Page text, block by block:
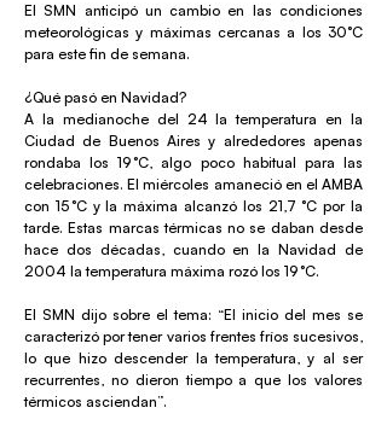
El SMN anticipó un cambio en las condiciones
meteorológicas y máximas cercanas a los 30°C
para este fin de semana.
¿Qué pasó en Navidad?
A la medianoche del 24 la temperatura en la
Ciudad de Buenos Aires y alrededores apenas
rondaba los 19 °C, algo poco habitual para las
celebraciones. El miércoles amaneció en el AMBA
con 15 °C y la máxima alcanzó los 21,7 °C por la
tarde. Estas marcas térmicas no se daban desde
hace dos décadas, cuando en la Navidad de
2004 la temperatura máxima rozó los 19 °C.
El SMN dijo sobre el tema: “El inicio del mes se
caracterizó por tener varios frentes fríos sucesivos,
lo que hizo descender la temperatura, y al ser
recurrentes, no dieron tiempo a que los valores
térmicos asciendan”.